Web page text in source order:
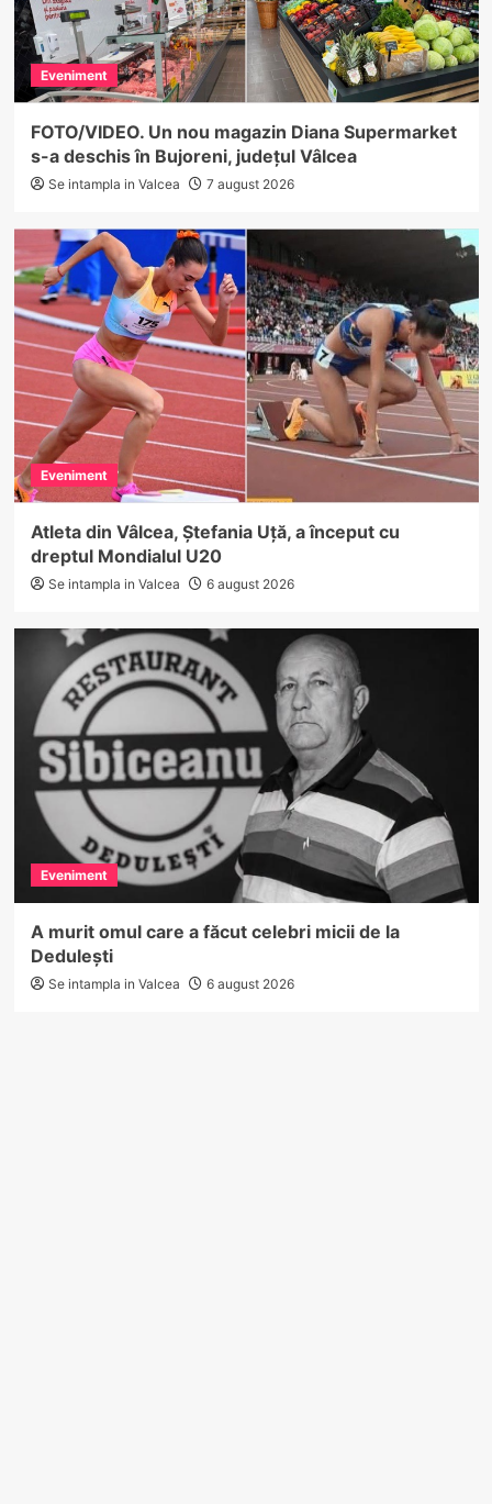
Eveniment
FOTO/VIDEO. Un nou magazin Diana Supermarket
s-a deschis în Bujoreni, județul Vâlcea
Se intampla in Valcea 7 august 2026
Eveniment
Atleta din Vâlcea, Ștefania Uță, a început cu
dreptul Mondialul U20
Se intampla in Valcea 6 august 2026
Eveniment
A murit omul care a făcut celebri micii de la
Dedulești
Se intampla in Valcea 6 august 2026